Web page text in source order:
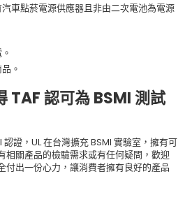
車點菸電源供應器且非由二次電池為電源
。
TAF認可為BSMI測試
證，UL 在台灣擴充 BSMI 實驗室，擁有可
相關產品的檢驗需求或有任何疑問，歡迎
付出一份心力，讓消費者擁有良好的產品